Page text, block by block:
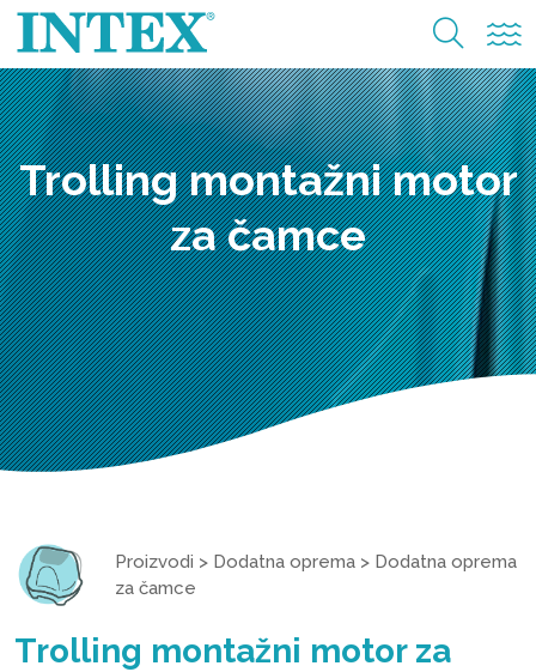
Trolling montažni motor
za čamce
Proizvodi > Dodatna oprema > Dodatna oprema
za čamce
Trolling montažni motor za